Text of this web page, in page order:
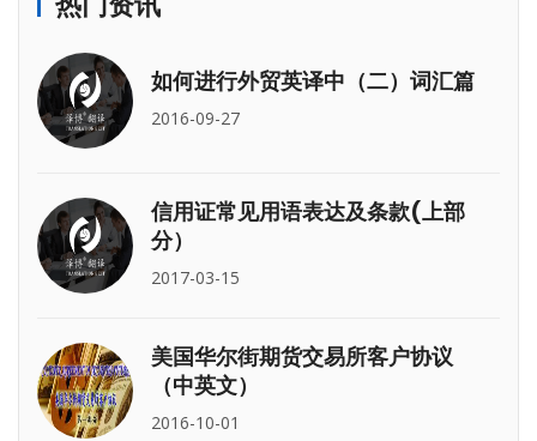
如何进行外贸英译中（二）词汇篇
2016-09-27
信用证常见用语表达及条款(上部
分）
2017-03-15
美国华尔街期货交易所客户协议
（中英文）
2016-10-01